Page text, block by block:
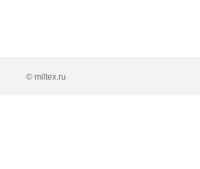
© miltex.ru